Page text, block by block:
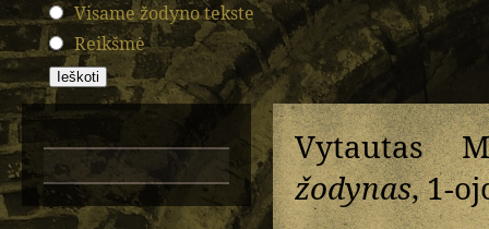
Visame žodyno tekste
Reikšmė
Vytautas
žodynas, 1-